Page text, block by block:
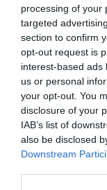
processing of your
targeted
section to confirm
opt-out request is
interest-based ads
us or personal
your opt-out. You
disclosure of your
IAB’s list of
also be disclosed
Downstream